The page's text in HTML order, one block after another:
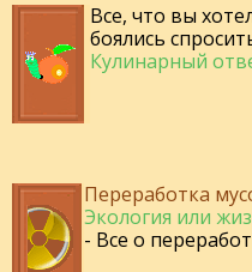
Все, что вы
боялись
Кулинарный
Переработка
Экология или
- Все о